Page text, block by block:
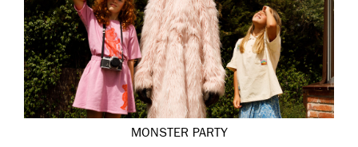
MONSTER PARTY